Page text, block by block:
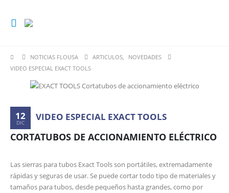
NOTICIAS FLOUSA ARTICULOS,
NOVEDADES
VIDEO ESPECIAL EXACT TOOLS
12
DIC VIDEO ESPECIAL EXACT TOOLS
CORTATUBOS DE ACCIONAMIENTO ELÉCTRICO
Las sierras para tubos Exact Tools son portátiles, extremadamente
rápidas y seguras de usar. Se puede cortar todo tipo de materiales y
tamaños para tubos, desde pequeños hasta grandes, como por